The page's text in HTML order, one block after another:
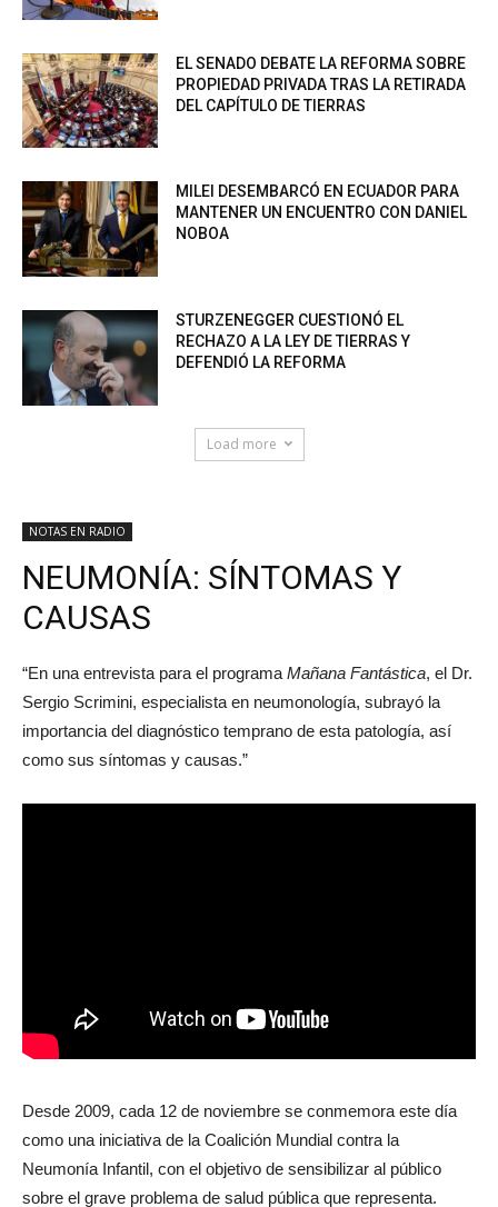
EL SENADO DEBATE LA REFORMA SOBRE
PROPIEDAD PRIVADA TRAS LA RETIRADA
DEL CAPÍTULO DE TIERRAS
MILEI DESEMBARCÓ EN ECUADOR PARA
MANTENER UN ENCUENTRO CON DANIEL
NOBOA
STURZENEGGER CUESTIONÓ EL
RECHAZO A LA LEY DE TIERRAS Y
DEFENDIÓ LA REFORMA
Load more